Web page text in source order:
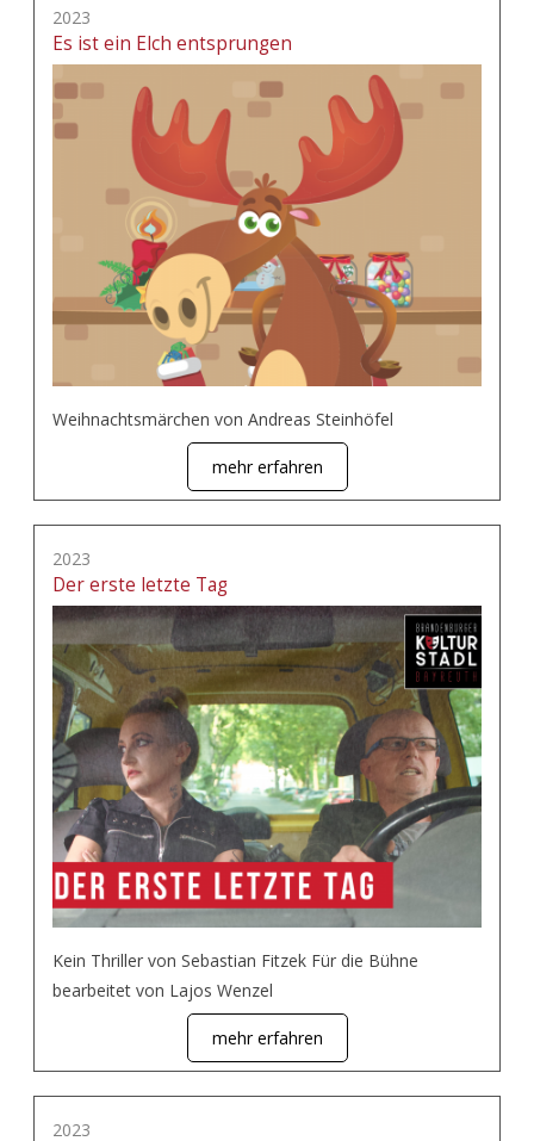
2023
Es ist ein Elch entsprungen
Weihnachtsmärchen von Andreas Steinhöfel
mehr erfahren
2023
Der erste letzte Tag
Kein Thriller von Sebastian Fitzek Für die Bühne
bearbeitet von Lajos Wenzel
mehr erfahren
2023